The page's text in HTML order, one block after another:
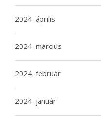
2024. április
2024. március
2024. február
2024. január